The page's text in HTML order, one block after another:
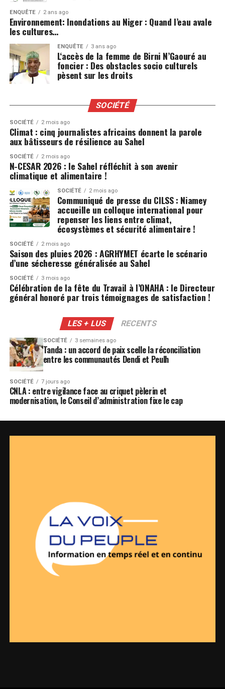
ENQUÊTE 2 ans ago
Environnement: Inondations au Niger : Quand l’eau avale
les cultures…
ENQUÊTE 3 ans ago
L‘accès de la femme de Birni N’Gaouré au
foncier : Des obstacles socio culturels
pèsent sur les droits
SOCIÉTÉ
SOCIÉTÉ 2 mois ago
Climat : cinq journalistes africains donnent la parole
aux bâtisseurs de résilience au Sahel
SOCIÉTÉ 2 mois ago
N-CESAR 2026 : le Sahel réfléchit à son avenir
climatique et alimentaire !
SOCIÉTÉ 2 mois ago
Communiqué de presse du CILSS : Niamey
accueille un colloque international pour
repenser les liens entre climat,
écosystèmes et sécurité alimentaire !
SOCIÉTÉ 2 mois ago
Saison des pluies 2026 : AGRHYMET écarte le scénario
d’une sécheresse généralisée au Sahel
SOCIÉTÉ 3 mois ago
Célébration de la fête du Travail à l’ONAHA : le Directeur
général honoré par trois témoignages de satisfaction !
LES + LUS RECENTS
SOCIÉTÉ 3 semaines ago
Tanda : un accord de paix scelle la réconciliation
entre les communautés Dendi et Peulh
SOCIÉTÉ 7 jours ago
CNLA : entre vigilance face au criquet pèlerin et
modernisation, le Conseil d’administration fixe le cap